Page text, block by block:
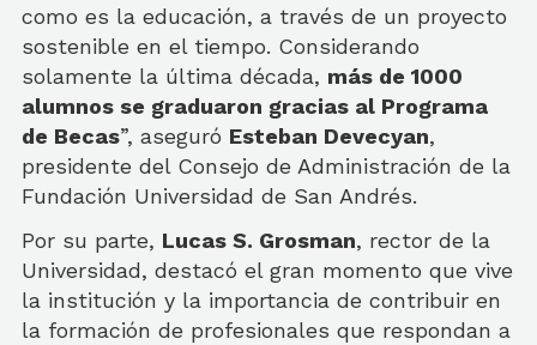
como es la educación, a través de un proyecto
sostenible en el tiempo. Considerando
solamente la última década, más de 1000
alumnos se graduaron gracias al Programa
de Becas”, aseguró Esteban Devecyan,
presidente del Consejo de Administración de la
Fundación Universidad de San Andrés.
Por su parte, Lucas S. Grosman, rector de la
Universidad, destacó el gran momento que vive
la institución y la importancia de contribuir en
la formación de profesionales que respondan a